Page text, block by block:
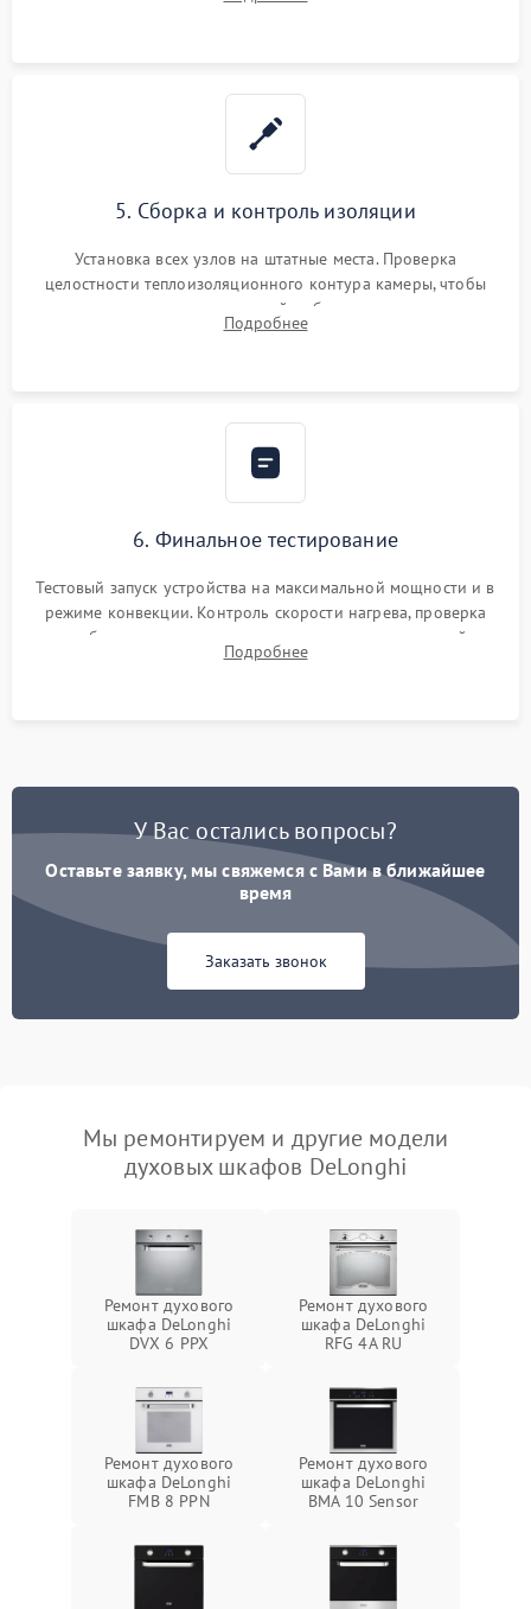
выгоревших реле, восстановление контактов и замена
5. Сборка и контроль изоляции
Установка всех узлов на штатные места. Проверка
целостности теплоизоляционного контура камеры, чтобы
исключить перегрев кухонной мебели и потерю тепла.
Надежная фиксация клемм и сборка корпуса шкафа.
Подробнее
6. Финальное тестирование
Тестовый запуск устройства на максимальной мощности и в
режиме конвекции. Контроль скорости нагрева, проверка
срабатывания термостата при достижении заданной
температуры и тест на отсутствие утечек тока.
Подробнее
У Вас остались вопросы?
Оставьте заявку, мы свяжемся с Вами в ближайшее
время
Заказать звонок
Мы ремонтируем и другие модели
духовых шкафов DeLonghi
Ремонт духового
шкафа DeLonghi
DVX 6 PPX
Ремонт духового
шкафа DeLonghi
RFG 4A RU
Ремонт духового
шкафа DeLonghi
FMB 8 PPN
Ремонт духового
шкафа DeLonghi
BMA 10 Sensor